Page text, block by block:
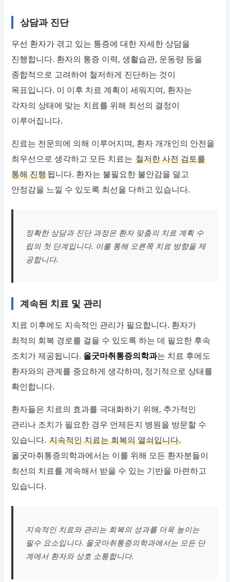
상담과 진단
우선 환자가 겪고 있는 통증에 대한 자세한 상담을
진행합니다. 환자의 통증 이력, 생활습관, 운동량 등을
종합적으로 고려하여 철저하게 진단하는 것이
목표입니다. 이 이후 치료 계획이 세워지며, 환자는
각자의 상태에 맞는 치료를 위해 최선의 결정이
이루어집니다.
진료는 전문의에 의해 이루어지며, 환자 개개인의 안전을
최우선으로 생각하고 모든 치료는철저한 사전 검토를
통해 진행됩니다. 환자는 불필요한 불안감을 덜고
안정감을 느낄 수 있도록 최선을 다하고 있습니다.
정확한 상담과 진단 과정은 환자 맞춤의 치료 계획 수
립의 첫 단계입니다. 이를 통해 오른쪽 치료 방향을 제
공합니다.
계속된 치료 및 관리
치료 이후에도 지속적인 관리가 필요합니다. 환자가
최적의 회복 경로를 걸을 수 있도록 하는 데 필요한 후속
조치가 제공됩니다. 올굿마취통증의학과는 치료 후에도
환자와의 관계를 중요하게 생각하며, 정기적으로 상태를
확인합니다.
환자들은 치료의 효과를 극대화하기 위해, 추가적인
관리나 조치가 필요한 경우 언제든지 병원을 방문할 수
있습니다.지속적인 치료는 회복의 열쇠입니다.
올굿마취통증의학과에서는 이를 위해 모든 환자분들이
최선의 치료를 계속해서 받을 수 있는 기반을 마련하고
있습니다.
지속적인 치료와 관리는 회복의 성과를 더욱 높이는
필수 요소입니다. 올굿마취통증의학과에서는 모든 단
계에서 환자와 상호 소통합니다.